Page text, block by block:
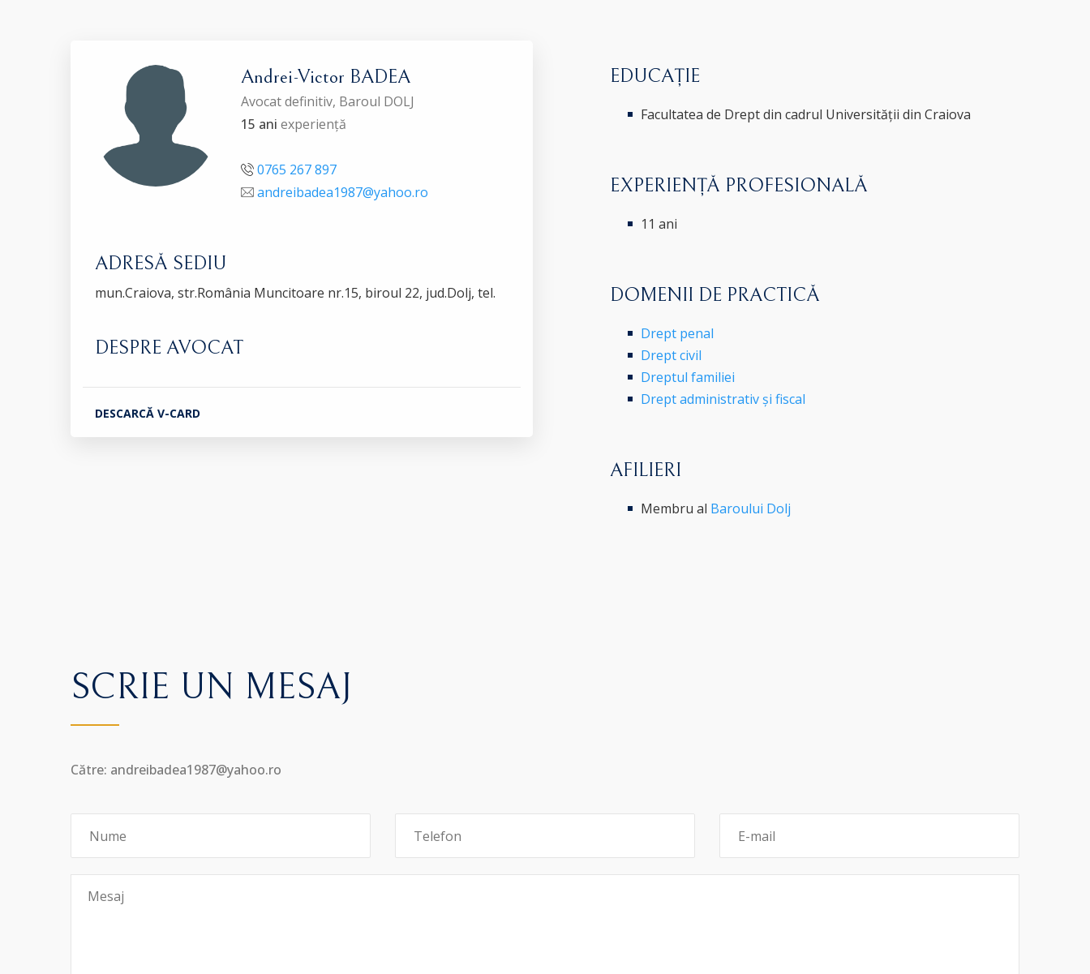
Andrei-Victor BADEA
Avocat definitiv, Baroul DOLJ
15 ani experiență
0765 267 897
andreibadea1987@yahoo.ro
ADRESĂ SEDIU
mun.Craiova, str.România Muncitoare nr.15, biroul 22, jud.Dolj, tel.
DESPRE AVOCAT
DESCARCĂ V-CARD
EDUCAȚIE
Facultatea de Drept din cadrul Universității din Craiova
EXPERIENȚĂ PROFESIONALĂ
11 ani
DOMENII DE PRACTICĂ
Drept penal
Drept civil
Dreptul familiei
Drept administrativ și fiscal
AFILIERI
Membru al Baroului Dolj
SCRIE UN MESAJ
Către: andreibadea1987@yahoo.ro